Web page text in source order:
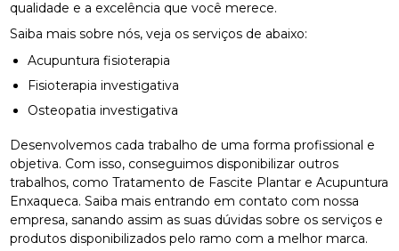
qualidade e a excelência que você merece.
Saiba mais sobre nós, veja os serviços de abaixo:
Acupuntura fisioterapia
Fisioterapia investigativa
Osteopatia investigativa
Desenvolvemos cada trabalho de uma forma profissional e
objetiva. Com isso, conseguimos disponibilizar outros
trabalhos, como Tratamento de Fascite Plantar e Acupuntura
Enxaqueca. Saiba mais entrando em contato com nossa
empresa, sanando assim as suas dúvidas sobre os serviços e
produtos disponibilizados pelo ramo com a melhor marca.